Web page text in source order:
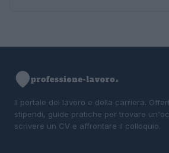
Il portale del lavoro e della carriera.
stipendi, guide pratiche per trovare
scrivere un CV e affrontare il colloquio.